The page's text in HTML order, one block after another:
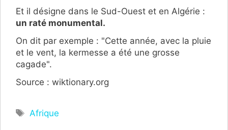
Et il désigne dans le Sud-Ouest et en Algérie :
un raté monumental.
On dit par exemple : "Cette année, avec la pluie
et le vent, la kermesse a été une grosse
cagade".
Source : wiktionary.org
Étiquettes
Afrique